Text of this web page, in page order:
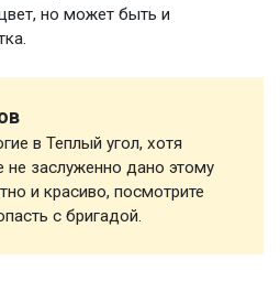
но может быть и
в Теплый угол, хотя
не заслуженно дано этому
и красиво, посмотрите
с бригадой.